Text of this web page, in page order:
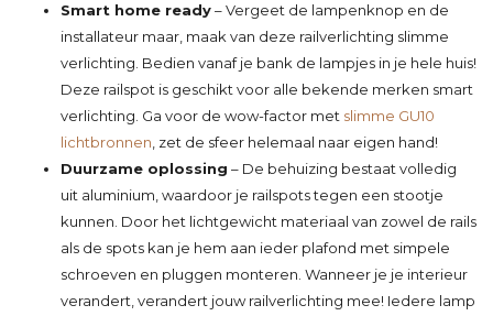
Smart home ready– Vergeet de lampenknop en de
installateur maar, maak van deze railverlichting slimme
verlichting. Bedien vanaf je bank de lampjes in je hele huis!
Deze railspot is geschikt voor alle bekende merken smart
verlichting. Ga voor de wow-factor met slimme GU10
lichtbronnen , zet de sfeer helemaal naar eigen hand!
Duurzame oplossing – De behuizing bestaat volledig
uit aluminium, waardoor je railspots tegen een stootje
kunnen. Door het lichtgewicht materiaal van zowel de rails
als de spots kan je hem aan ieder plafond met simpele
schroeven en pluggen monteren. Wanneer je je interieur
verandert, verandert jouw railverlichting mee! Iedere lamp